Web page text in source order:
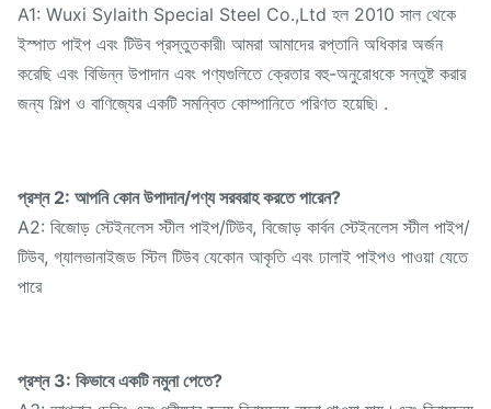
A1: Wuxi Sylaith Special Steel Co.,Ltd হল 2010 সাল থেকে
ইস্পাত পাইপ এবং টিউব প্রস্তুতকারী৷ আমরা আমাদের রপ্তানি অধিকার অর্জন
করেছি এবং বিভিন্ন উপাদান এবং পণ্যগুলিতে ক্রেতার বহু-অনুরোধকে সন্তুষ্ট করার
জন্য শিল্প ও বাণিজ্যের একটি সমন্বিত কোম্পানিতে পরিণত হয়েছি৷ .
প্রশ্ন 2: আপনি কোন উপাদান/পণ্য সরবরাহ করতে পারেন?
A2: বিজোড় স্টেইনলেস স্টীল পাইপ/টিউব, বিজোড় কার্বন স্টেইনলেস স্টীল পাইপ/
টিউব, গ্যালভানাইজড স্টিল টিউব যেকোন আকৃতি এবং ঢালাই পাইপও পাওয়া যেতে
পারে
প্রশ্ন 3: কিভাবে একটি নমুনা পেতে?